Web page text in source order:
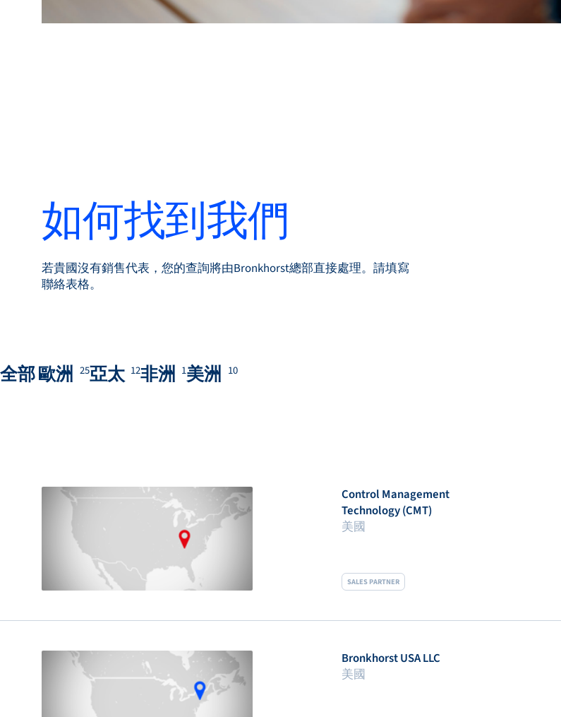
如何找到我們
若貴國沒有銷售代表，您的查詢將由Bronkhorst總部直接處理。請填寫
聯絡表格。
全部歐洲 25亞太 12非洲 1美洲 10
SALES PARTNER
Control Management
Technology (CMT)
美國
Bronkhorst USA LLC
美國